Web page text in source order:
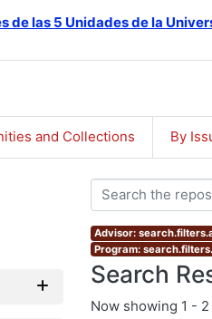
de las 5 Unidades de la
and Collections By
Advisor:
Program:
Search
Now showing 1 -